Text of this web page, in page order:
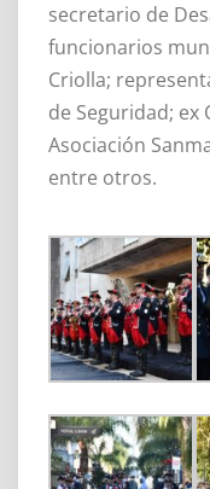
secretario de
funcionarios
Criolla;
de Seguridad; ex
Asociación
entre otros.